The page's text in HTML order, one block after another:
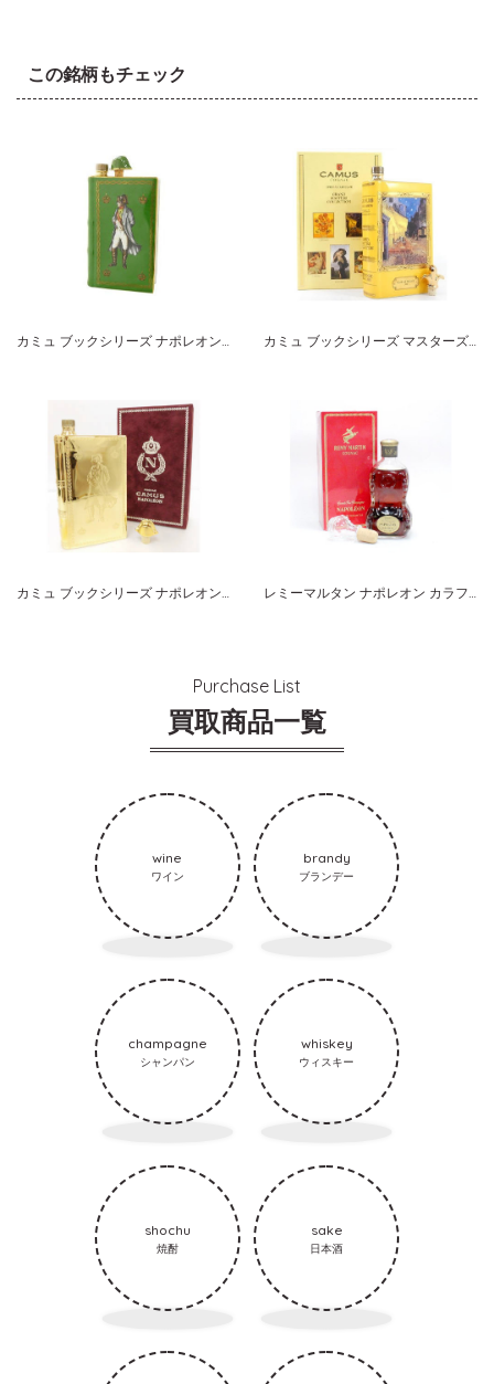
この銘柄もチェック
カミュ ブックシリーズ ナポレオン グリーン カミュ ブックシリーズ マスターズコレクション ゴッホ 夜のカフェテラス
カミュ ブックシリーズ ナポレオン ゴールド レミーマルタン ナポレオン カラフェボトル
Purchase List
買取商品一覧
wine
ワイン
brandy
ブランデー
champagne
シャンパン
whiskey
ウィスキー
shochu
焼酎
sake
日本酒